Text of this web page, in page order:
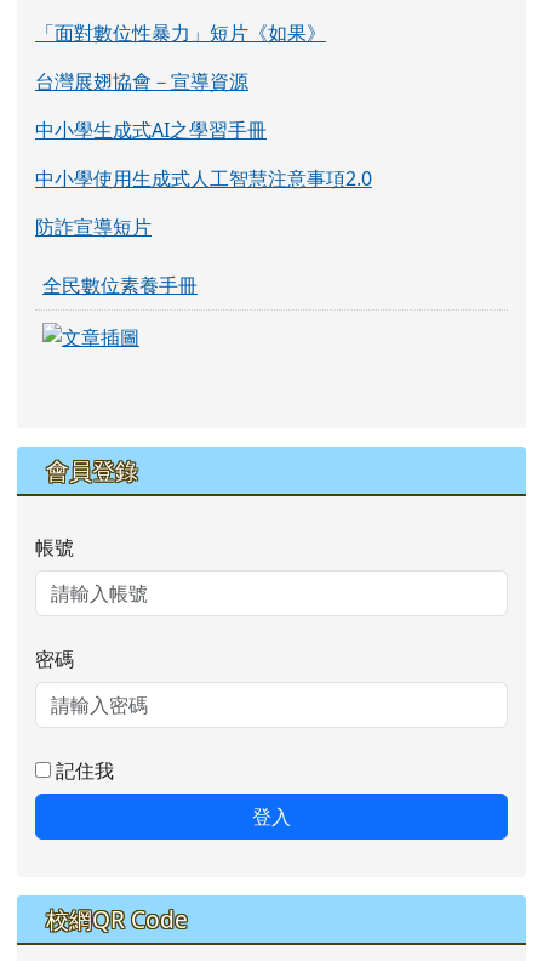
「面對數位性暴力」短片《如果》
台灣展翅協會－宣導資源
中小學生成式AI之學習手冊
中小學使用生成式人工智慧注意事項2.0
防詐宣導短片
全民數位素養手冊
會員登錄
帳號
密碼
記住我
登入
校網QR Code